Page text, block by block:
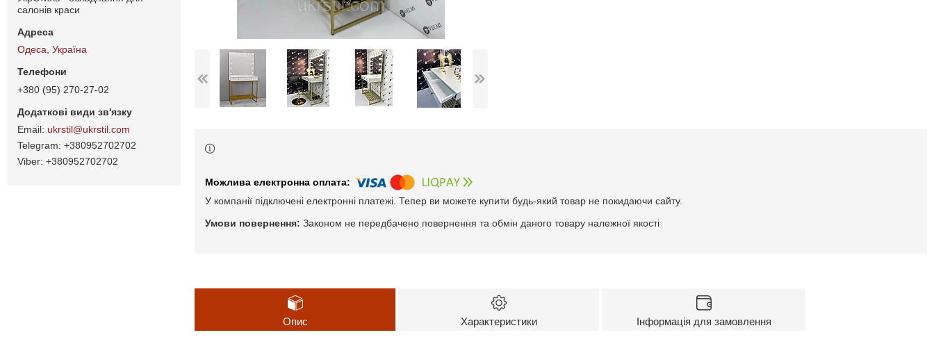
У компанії підключені електронні платежі. Тепер ви можете купити будь-який товар не покидаючи сайту.
Законом не передбачено повернення та обмін даного товару належної якості
Опис Характеристики Інформація для замовлення
салонів краси
Одеса, Україна
+380 (95) 270-27-02
ukrstil@ukrstil.com
+380952702702
+380952702702